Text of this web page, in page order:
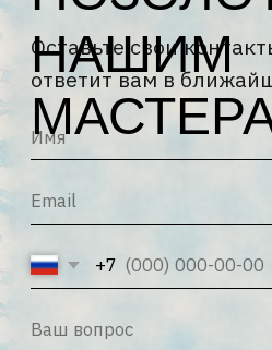
+7
Я соглашаюсь с Политикой
конфиденциальностииПолитикой
обработки персональных данных